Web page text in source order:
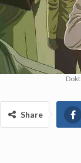
Share